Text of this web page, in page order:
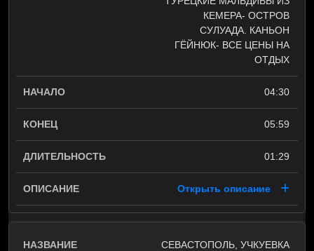
КЕМЕРА- ОСТРОВ
СУЛУАДА. КАНЬОН
ГЁЙНЮК- ВСЕ ЦЕНЫ НА
ОТДЫХ
04:30
05:59
01:29
Открыть описание
СЕВАСТОПОЛЬ, УЧКУЕВКА